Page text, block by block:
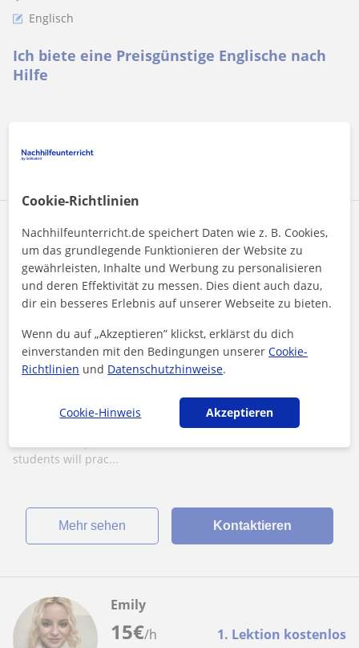
Englisch
Ich biete eine Preisgünstige Englische nach
Hilfe
Mehr sehen
20€ /h 1. Lektion kostenlos
Jules Jean Pasteur
Englisch
Altersgruppen unterrichtet
Each lesson should have an objective (what will the students
students will prac...
Mehr sehen Kontaktieren
15€/h 1. Lektion kostenlos
Emily
Cookie-Richtlinien
Nachhilfeunterricht.de speichert Daten wie z. B. Cookies,
um das grundlegende Funktionieren der Website zu
gewährleisten, Inhalte und Werbung zu personalisieren
und deren Effektivität zu messen. Dies dient auch dazu,
dir ein besseres Erlebnis auf unserer Webseite zu bieten.
Wenn du auf „Akzeptieren” klickst, erklärst du dich
einverstanden mit den Bedingungen unsererCookie-
Richtlinien und Datenschutzhinweise.
Cookie-Hinweis Akzeptieren